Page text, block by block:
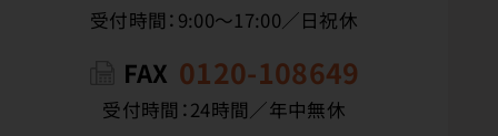
受付時間：9:00〜17:00／日祝休
FAX 0120-108649
受付時間：24時間／年中無休